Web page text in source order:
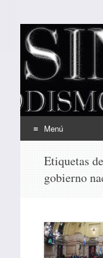
EL
Periodismo
Menú
contenido
Etiquetas
gobierno